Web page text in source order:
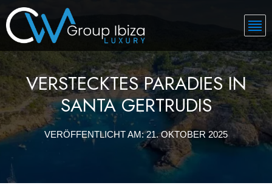
VERSTECKTES PARADIES IN
SANTA GERTRUDIS
VERÖFFENTLICHT AM:21. OKTOBER 2025